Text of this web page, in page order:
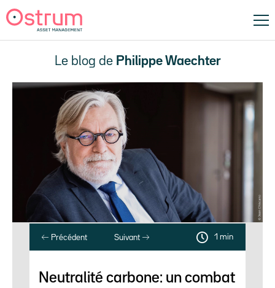
Le blog de Philippe Waechter
Précédent Suivant 1 min
Neutralité carbone: un combat